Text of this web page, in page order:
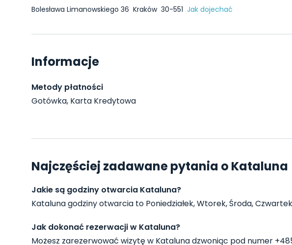
Bolesława Limanowskiego 36 Kraków 30-551 Jak dojechać
Informacje
Metody płatności
Gotówka, Karta Kredytowa
Najczęściej zadawane pytania o Kataluna
Jakie są godziny otwarcia Kataluna?
Kataluna godziny otwarcia to Poniedziałek, Wtorek, Środa,
Jak dokonać rezerwacji w Kataluna?
Możesz zarezerwować wizytę w Kataluna dzwoniąc pod numer